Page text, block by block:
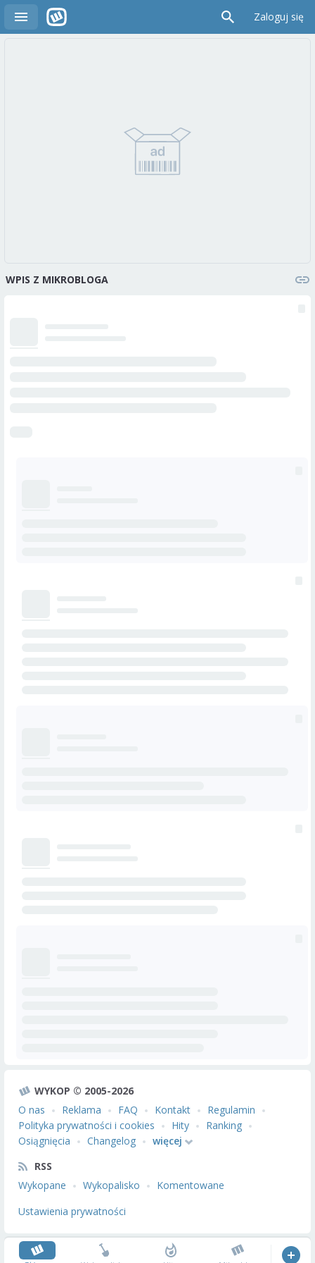
Zaloguj się
WPIS Z MIKROBLOGA
WYKOP © 2005-2026
O nas
Reklama FAQ Kontakt
Regulamin
Polityka prywatności i cookies
Hity
Ranking
Osiągnięcia
Changelog
więcej
RSS
Wykopane
Wykopalisko
Komentowane
Ustawienia prywatności